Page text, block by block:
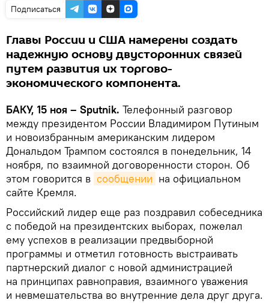
Подписаться
Главы России и США намерены создать
надежную основу двусторонних связей
путем развития их торгово-
экономического компонента.
БАКУ, 15 ноя – Sputnik. Телефонный разговор
между президентом России Владимиром Путиным
и новоизбранным американским лидером
Дональдом Трампом состоялся в понедельник, 14
ноября, по взаимной договоренности сторон. Об
этом говорится в сообщении на официальном
сайте Кремля.
Российский лидер еще раз поздравил собеседника
с победой на президентских выборах, пожелал
ему успехов в реализации предвыборной
программы и отметил готовность выстраивать
партнерский диалог с новой администрацией
на принципах равноправия, взаимного уважения
и невмешательства во внутренние дела друг друга.